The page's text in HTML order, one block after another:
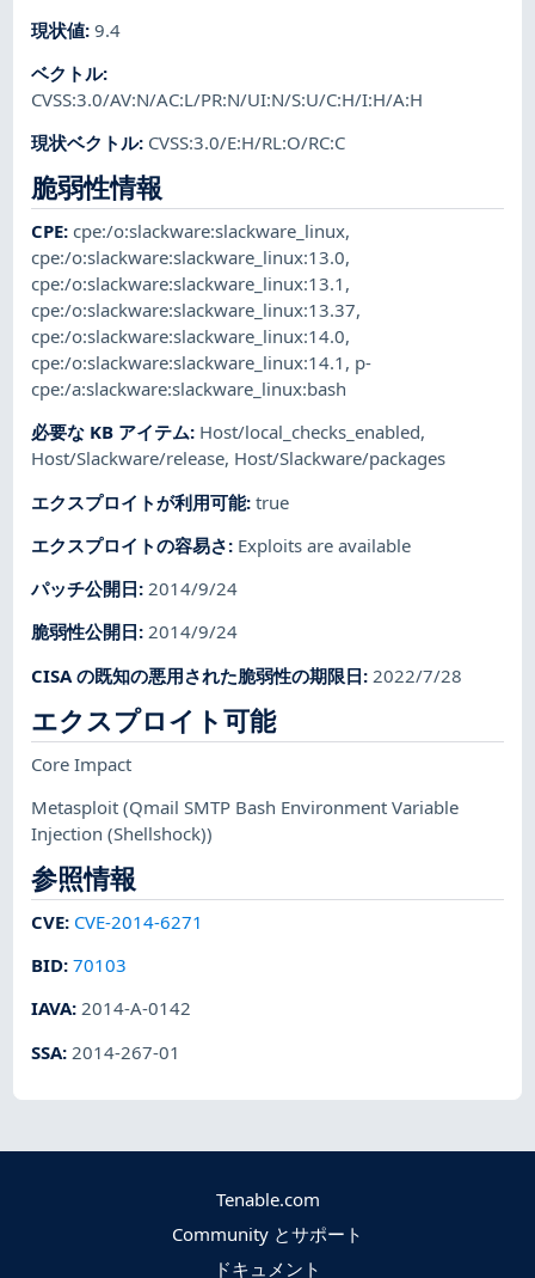
現状値:9.4
ベクトル:
CVSS:3.0/AV:N/AC:L/PR:N/UI:N/S:U/C:H/I:H/A:H
現状ベクトル: CVSS:3.0/E:H/RL:O/RC:C
脆弱性情報
CPE:cpe:/o:slackware:slackware_linux,
cpe:/o:slackware:slackware_linux:13.0,
cpe:/o:slackware:slackware_linux:13.1 ,
cpe:/o:slackware:slackware_linux:13.37,
cpe:/o:slackware:slackware_linux:14.0,
cpe:/o:slackware:slackware_linux:14.1 , p-
cpe:/a:slackware:slackware_linux:bash
必要な KB アイテム: Host/local_checks_enabled,
Host/Slackware/release, Host/Slackware/packages
エクスプロイトが利用可能:true
エクスプロイトの容易さ: Exploits are available
パッチ公開日:2014/9/24
脆弱性公開日:2014/9/24
CISA の既知の悪用された脆弱性の期限日: 2022/7/28
エクスプロイト可能
Core Impact
Metasploit(Qmail SMTP Bash Environment Variable
Injection (Shellshock))
参照情報
CVE: CVE-2014-6271
BID:70103
IAVA:2014-A-0142
SSA: 2014-267-01
Tenable.com
Community とサポート
ドキュメント